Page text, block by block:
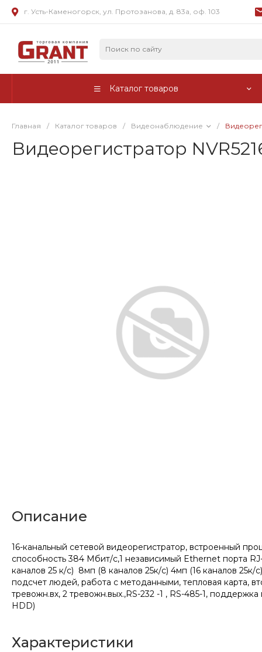
г. Усть-Каменогорск, ул. Протозанова, д. 83а, оф. 103
Каталог товаров
Главная / Каталог товаров / Видеонаблюдение /
Видеорегистратор
Описание
16-канальный сетевой видеорегистратор, встроенный
способность 384 Мбит/с,1 независимый Ethernet порта
каналов 25 к/с) 8мп (8 каналов 25к/с) 4мп (16 каналов
подсчет людей, работа с методанными, тепловая карта,
тревожн.вх, 2 тревожн.вых.,RS-232 -1 , RS-485-1,
HDD)
Характеристики